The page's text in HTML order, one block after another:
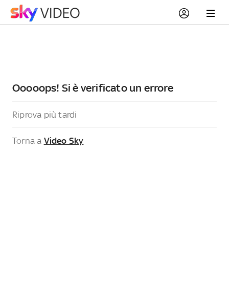
Ooooops! Si è verificato un errore
Riprova più tardi
Torna a Video Sky